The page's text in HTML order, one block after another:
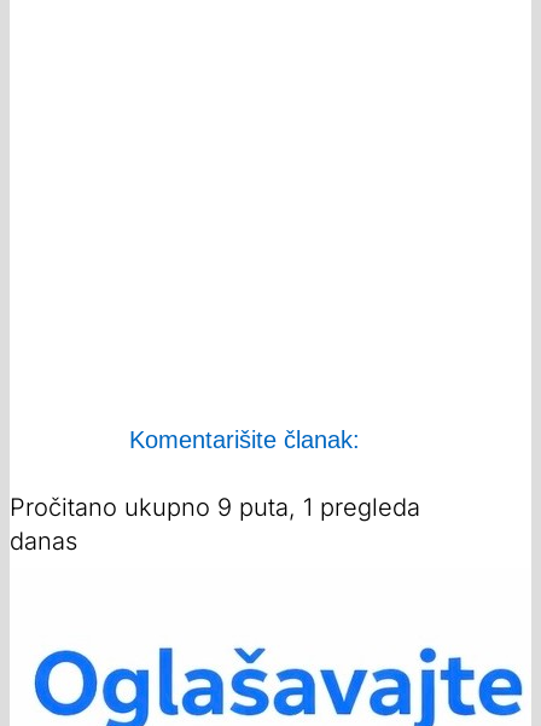
Komentarišite članak:
Pročitano ukupno 9 puta, 1 pregleda
danas